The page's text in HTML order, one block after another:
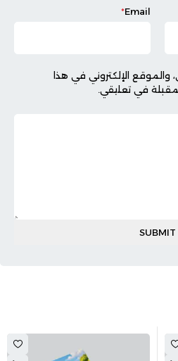
Email
*
والموقع الإلكتروني في هذا
في تعليقي.